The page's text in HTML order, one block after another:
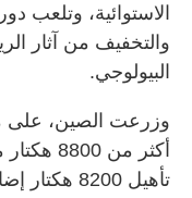
الاستوائية، وتلعب
والتخفيف من آثار
البيولوجي.
وزرعت الصين، على
أكثر من
تأهيل 8200 هكتار إضافية، وفقا لمسؤول في الهيئة.